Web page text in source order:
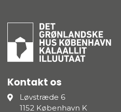
Kontakt os
Løvstræde 6
1152 København K